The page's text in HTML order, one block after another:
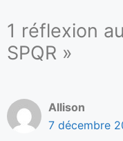
1 réflexion
SPQR »
Allison
7 décembre